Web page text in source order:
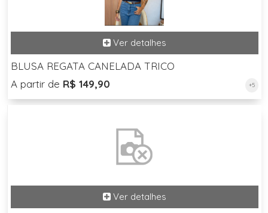
BLUSA REGATA CANELADA TRICO
A partir de R$ 149,90 +5